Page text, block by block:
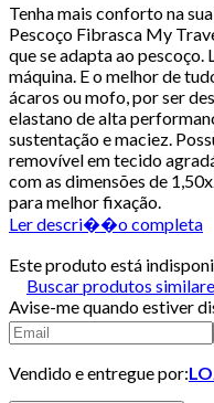
Tenha mais conforto na
Pescoço Fibrasca My
que se adapta ao pescoço.
máquina. E o melhor de
ácaros ou mofo, por ser
elastano de alta
sustentação e maciez.
removível em tecido
com as dimensões de
para melhor fixação.
Ler descri��o completa
Este produto está
Buscar produtos
Avise-me quando estiver
Vendido e entregue por: